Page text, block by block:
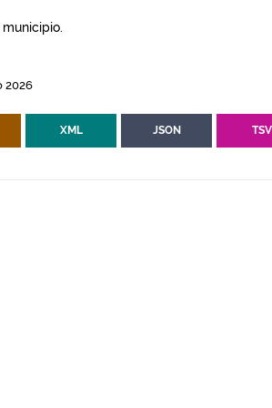
2026
XML JSON TSV